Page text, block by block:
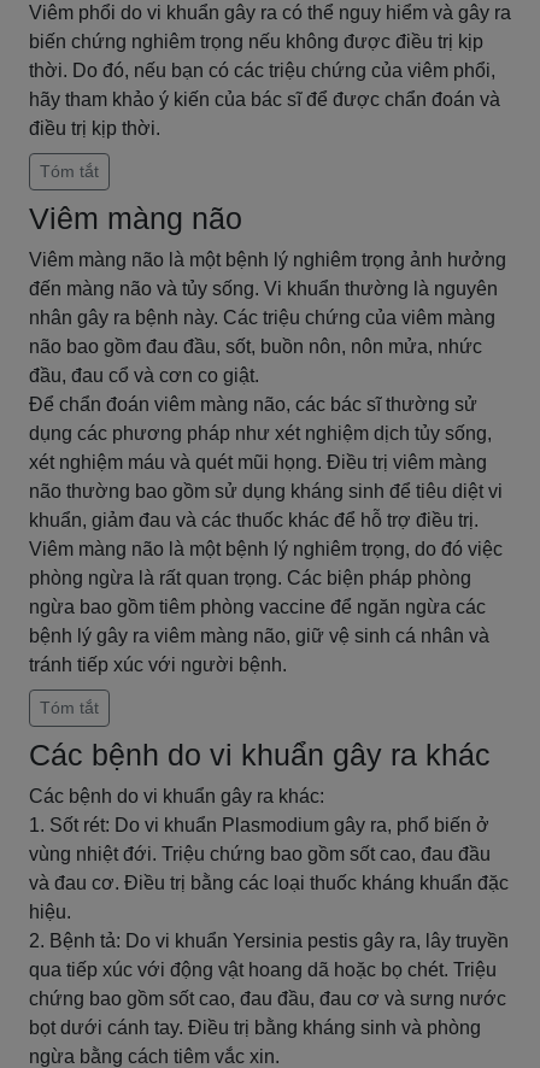
Viêm phổi do vi khuẩn gây ra có thể nguy hiểm và gây ra
biến chứng nghiêm trọng nếu không được điều trị kịp
thời. Do đó, nếu bạn có các triệu chứng của viêm phổi,
hãy tham khảo ý kiến của bác sĩ để được chẩn đoán và
điều trị kịp thời.
Tóm tắt
Viêm màng não
Viêm màng não là một bệnh lý nghiêm trọng ảnh hưởng
đến màng não và tủy sống. Vi khuẩn thường là nguyên
nhân gây ra bệnh này. Các triệu chứng của viêm màng
não bao gồm đau đầu, sốt, buồn nôn, nôn mửa, nhức
đầu, đau cổ và cơn co giật.
Để chẩn đoán viêm màng não, các bác sĩ thường sử
dụng các phương pháp như xét nghiệm dịch tủy sống,
xét nghiệm máu và quét mũi họng. Điều trị viêm màng
não thường bao gồm sử dụng kháng sinh để tiêu diệt vi
khuẩn, giảm đau và các thuốc khác để hỗ trợ điều trị.
Viêm màng não là một bệnh lý nghiêm trọng, do đó việc
phòng ngừa là rất quan trọng. Các biện pháp phòng
ngừa bao gồm tiêm phòng vaccine để ngăn ngừa các
bệnh lý gây ra viêm màng não, giữ vệ sinh cá nhân và
tránh tiếp xúc với người bệnh.
Tóm tắt
Các bệnh do vi khuẩn gây ra khác
Các bệnh do vi khuẩn gây ra khác:
1. Sốt rét: Do vi khuẩn Plasmodium gây ra, phổ biến ở
vùng nhiệt đới. Triệu chứng bao gồm sốt cao, đau đầu
và đau cơ. Điều trị bằng các loại thuốc kháng khuẩn đặc
hiệu.
2. Bệnh tả: Do vi khuẩn Yersinia pestis gây ra, lây truyền
qua tiếp xúc với động vật hoang dã hoặc bọ chét. Triệu
chứng bao gồm sốt cao, đau đầu, đau cơ và sưng nước
bọt dưới cánh tay. Điều trị bằng kháng sinh và phòng
ngừa bằng cách tiêm vắc xin.